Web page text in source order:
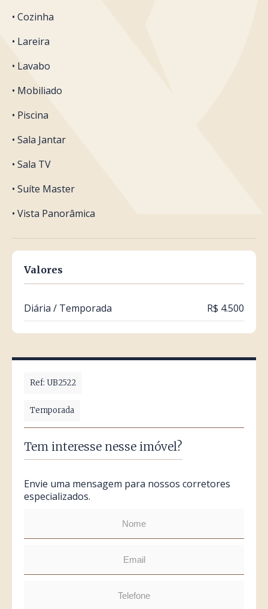
• Cozinha
• Lareira
• Lavabo
• Mobiliado
• Piscina
• Sala Jantar
• Sala TV
• Suíte Master
• Vista Panorâmica
Valores
Diária / Temporada R$ 4.500
Ref: UB2522
Temporada
Tem interesse nesse imóvel?
Envie uma mensagem para nossos corretores
especializados.